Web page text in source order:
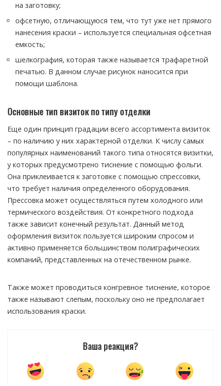
на заготовку;
офсетную, отличающуюся тем, что тут уже нет прямого
нанесения краски – используется специальная офсетная
емкость;
шелкография, которая также называется трафаретной
печатью. В данном случае рисунок наносится при
помощи шаблона.
Основные тип визиток по типу отделки
Еще один принцип градации всего ассортимента визиток
– по наличию у них характерной отделки. К числу самых
популярных наименований такого типа относятся визитки,
у которых предусмотрено тиснение с помощью фольги.
Она приклеивается к заготовке с помощью спрессовки,
что требует наличия определенного оборудования.
Прессовка может осуществляться путем холодного или
термического воздействия. От конкретного подхода
также зависит конечный результат. Данный метод
оформления визиток пользуется широким спросом и
активно применяется большинством полиграфических
компаний, представленных на отечественном рынке.
Также может проводиться конгревное тиснение, которое
также называют слепым, поскольку оно не предполагает
использования краски.
Ваша реакция?